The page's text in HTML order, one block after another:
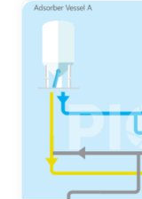
Stromverbrauch
Einsparungen von